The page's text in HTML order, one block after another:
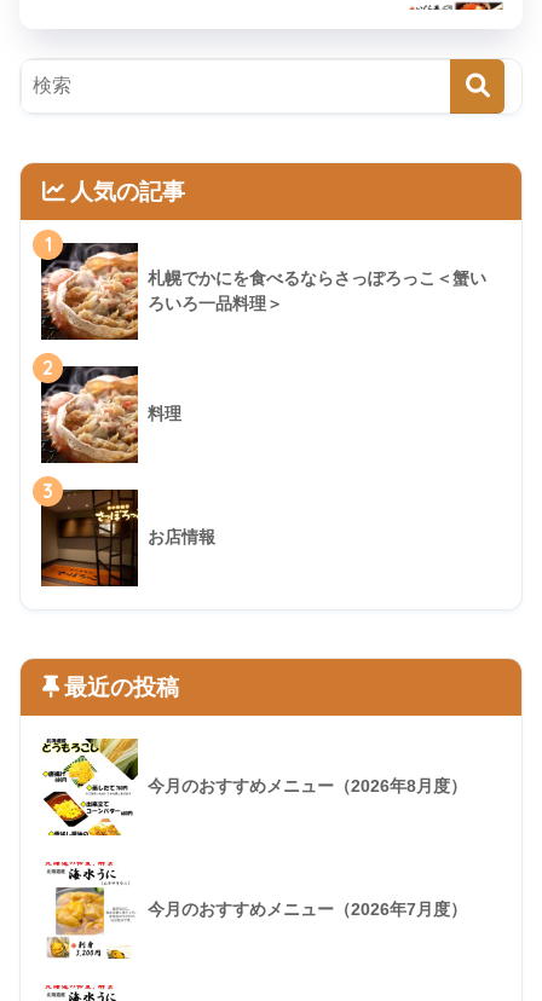
人気の記事
1
札幌でかにを食べるならさっぽろっこ＜蟹い
ろいろ一品料理＞
2
料理
3
お店情報
最近の投稿
今月のおすすめメニュー（2026年8月度）
今月のおすすめメニュー（2026年7月度）